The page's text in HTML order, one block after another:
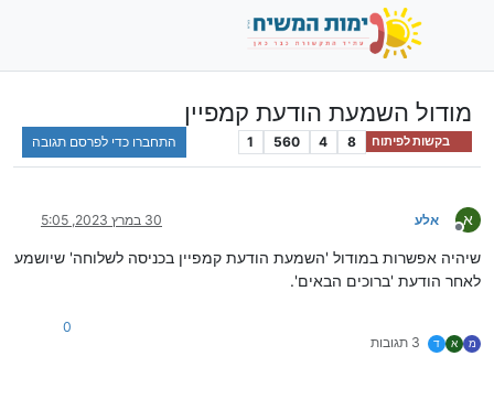
מודול השמעת הודעת קמפיין
בקשות לפיתוח 8
4
560
1 התחברו כדי לפרסם תגובה
א
מנותק
אלע 30 במרץ 2023, 5:05
שיהיה אפשרות במודול 'השמעת הודעת קמפיין בכניסה לשלוחה' שיושמע
לאחר הודעת 'ברוכים הבאים'.
מ א ד 3 תגובות
0